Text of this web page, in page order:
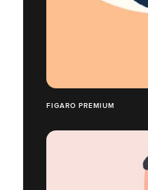
FIGARO PREMIUM